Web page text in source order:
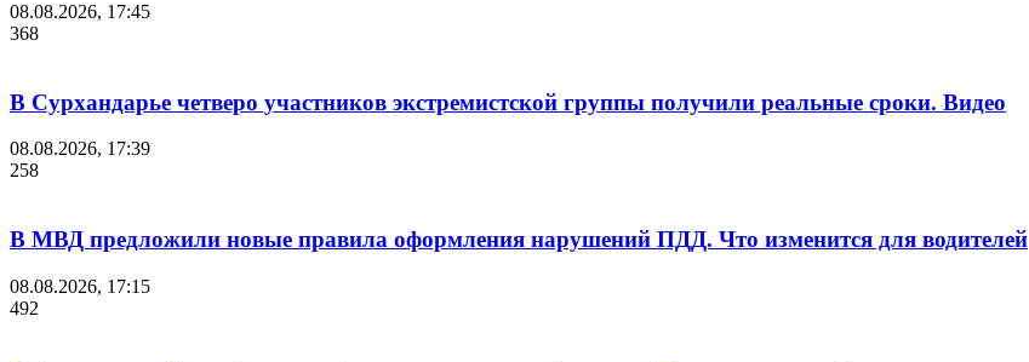
08.08.2026, 17:45
368
В Сурхандарье четверо участников экстремистской группы получили реальные сроки. Видео
08.08.2026, 17:39
258
В МВД предложили новые правила оформления нарушений ПДД. Что изменится для водителей
08.08.2026, 17:15
492